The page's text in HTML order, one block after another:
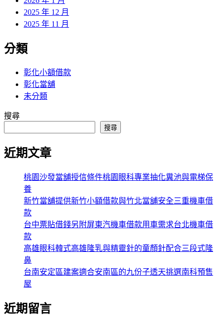
2025 年 12 月
2025 年 11 月
分類
彰化小額借款
彰化當舖
未分類
搜尋
搜尋
近期文章
桃園沙發當舖授信條件桃園眼科專業抽化糞池與電梯保
養
新竹當舖提供新竹小額借款與竹北當舖安全三重機車借
款
台中票貼借錢另附屏東汽機車借款用車需求台北機車借
款
高雄眼科韓式高雄隆乳與精靈針的童顏針配合三段式隆
鼻
台南安定區建案適合安南區的九份子透天挑選南科預售
屋
近期留言